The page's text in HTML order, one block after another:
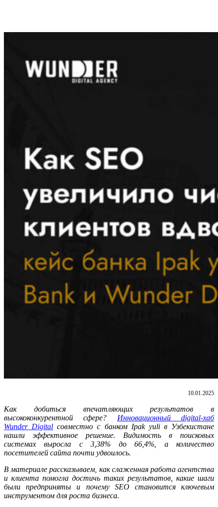
10.01.2025
Как добиться впечатляющих результатов в
высококонкурентной сфере? Инновационный digital-хаб
Wunder Digital совместно с банком Ipak yuli в Узбекистане
нашли эффективное решение. Видимость в поисковых
системах выросла с 3,38% до 66,4%, а количество
посетителей сайта почти удвоилось.
В материале рассказываем, как слаженная работа агентства
и клиента помогла достичь таких результатов, какие шаги
были предприняты и почему SEO становится ключевым
инструментом для роста бизнеса.